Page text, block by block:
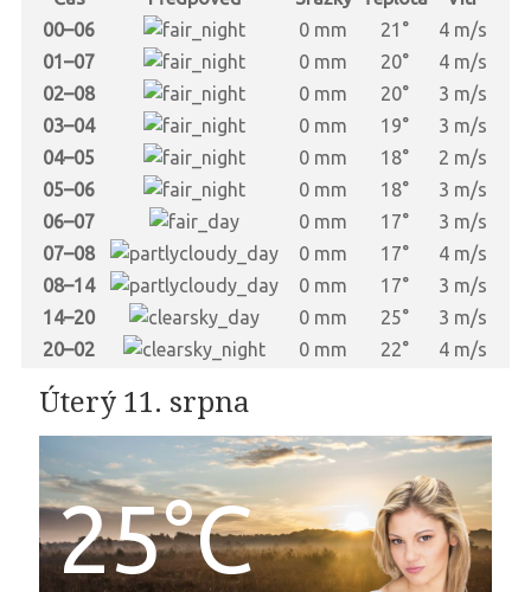
00–06
0 mm 21°
4 m/s
01–07
0 mm 20°
4 m/s
02–08
0 mm 20°
3 m/s
03–04
0 mm 19°
3 m/s
04–05
0 mm 18°
2 m/s
05–06
0 mm 18°
3 m/s
06–07
0 mm 17°
3 m/s
07–08
0 mm 17°
4 m/s
08–14
0 mm 17°
3 m/s
14–20
0 mm 25°
3 m/s
20–02
0 mm 22° 4 m/s
Úterý 11. srpna
25°C